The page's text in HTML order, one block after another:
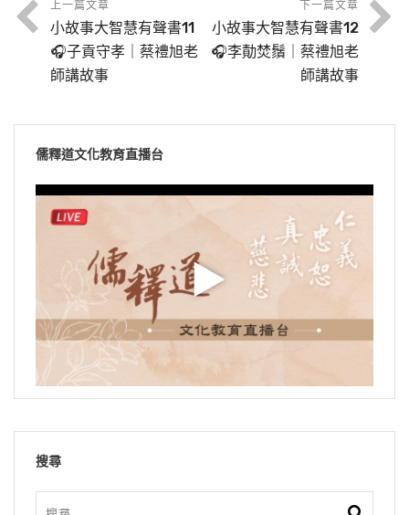
9/22鳩摩羅
什大師圓寂紀
念日
日
上一篇文章
小故事大智慧有聲書11
🎧子貢守孝｜蔡禮旭老
師講故事
下一篇文章
小故事大智慧有聲書12
🎧李勣焚鬚｜蔡禮旭老
師講故事
儒釋道文化教育直播台
搜尋